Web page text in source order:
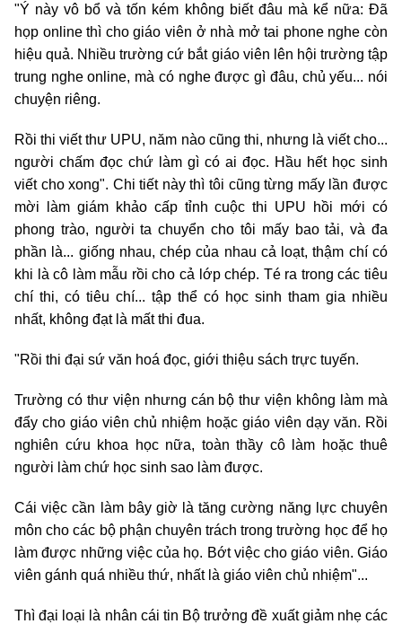
"Ý này vô bổ và tốn kém không biết đâu mà kể nữa: Đã
họp online thì cho giáo viên ở nhà mở tai phone nghe còn
hiệu quả. Nhiều trường cứ bắt giáo viên lên hội trường tập
trung nghe online, mà có nghe được gì đâu, chủ yếu... nói
chuyện riêng.
Rồi thi viết thư UPU, năm nào cũng thi, nhưng là viết cho...
người chấm đọc chứ làm gì có ai đọc. Hầu hết học sinh
viết cho xong". Chi tiết này thì tôi cũng từng mấy lần được
mời làm giám khảo cấp tỉnh cuộc thi UPU hồi mới có
phong trào, người ta chuyển cho tôi mấy bao tải, và đa
phần là... giống nhau, chép của nhau cả loạt, thậm chí có
khi là cô làm mẫu rồi cho cả lớp chép. Té ra trong các tiêu
chí thi, có tiêu chí... tập thể có học sinh tham gia nhiều
nhất, không đạt là mất thi đua.
"Rồi thi đại sứ văn hoá đọc, giới thiệu sách trực tuyến.
Trường có thư viện nhưng cán bộ thư viện không làm mà
đẩy cho giáo viên chủ nhiệm hoặc giáo viên dạy văn. Rồi
nghiên cứu khoa học nữa, toàn thầy cô làm hoặc thuê
người làm chứ học sinh sao làm được.
Cái việc cần làm bây giờ là tăng cường năng lực chuyên
môn cho các bộ phận chuyên trách trong trường học để họ
làm được những việc của họ. Bớt việc cho giáo viên. Giáo
viên gánh quá nhiều thứ, nhất là giáo viên chủ nhiệm"...
Thì đại loại là nhân cái tin Bộ trưởng đề xuất giảm nhẹ các